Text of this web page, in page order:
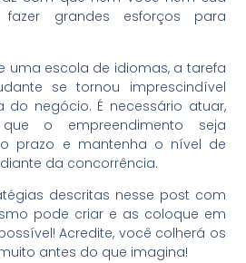
fazer grandes esforços para
uma escola de idiomas, a tarefa
se tornou imprescindível
do negócio. É necessário atuar,
o empreendimento seja
prazo e mantenha o nível de
da concorrência.
descritas nesse post com
pode criar e as coloque em
Acredite, você colherá os
antes do que imagina!